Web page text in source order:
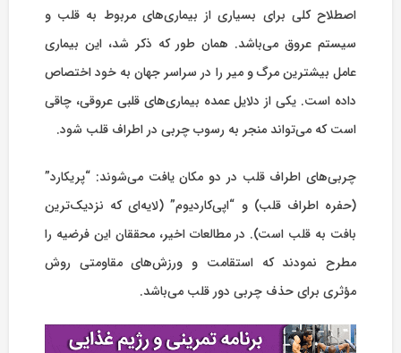
اصطلاح کلی برای بسیاری از بیماری‏‌های مربوط به قلب و
سیستم عروق می‏‌باشد. همان طور که ذکر شد، این بیماری
عامل بیشترین مرگ‌ و میر را در سراسر جهان به خود اختصاص
داده است. یکی از دلایل عمده بیماری‏‌های قلبی عروقی، چاقی
است که می‏‌تواند منجر به رسوب چربی در اطراف قلب شود.
چربی‏‌های اطراف قلب در دو مکان یافت می‌شوند: “پریکارد”
(حفره‏ اطراف قلب) و “اپی‌کاردیوم” (لایه‏‌ای که نزدیک‌‏ترین
بافت به قلب است). در مطالعات اخیر، محققان این فرضیه را
مطرح نمودند که استقامت و ورزش‏‌های مقاومتی روش
مؤثری برای حذف چربی دور قلب می‏‌باشد.